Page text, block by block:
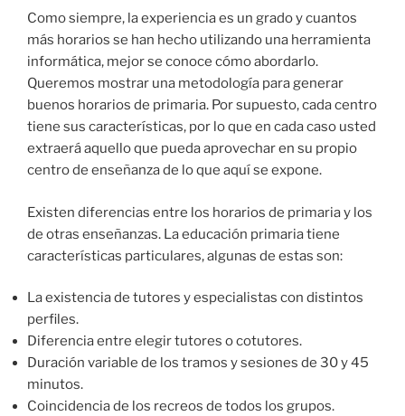
Como siempre, la experiencia es un grado y cuantos
más horarios se han hecho utilizando una herramienta
informática, mejor se conoce cómo abordarlo.
Queremos mostrar una metodología para generar
buenos horarios de primaria. Por supuesto, cada centro
tiene sus características, por lo que en cada caso usted
extraerá aquello que pueda aprovechar en su propio
centro de enseñanza de lo que aquí se expone.
Existen diferencias entre los horarios de primaria y los
de otras enseñanzas. La educación primaria tiene
características particulares, algunas de estas son:
La existencia de tutores y especialistas con distintos
perfiles.
Diferencia entre elegir tutores o cotutores.
Duración variable de los tramos y sesiones de 30 y 45
minutos.
Coincidencia de los recreos de todos los grupos.